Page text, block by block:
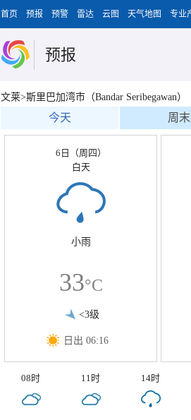
首页 预报 预警 雷达 云图 天气地图 专业
预报
文莱>斯里巴加湾市（Bandar Seribegawan）
今天 周末
6日（周四）
白天
小雨
33°C
<3级
日出 06:16
08时 11时 14时